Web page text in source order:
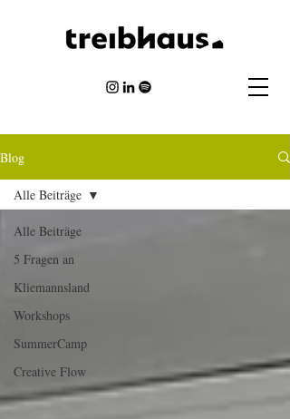
Blog
Alle Beiträge
5 Fragen an
Kliemannsland
Workshops
SummerCamp
Creative Flow
Alle Beiträge